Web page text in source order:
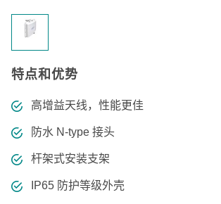
特点和优势
高增益天线，性能更佳
防水 N-type 接头
杆架式安装支架
IP65 防护等级外壳